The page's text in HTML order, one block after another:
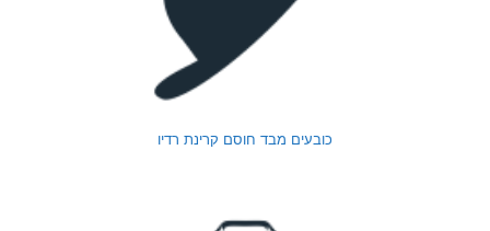
כובעים מבד חוסם קרינת רדיו